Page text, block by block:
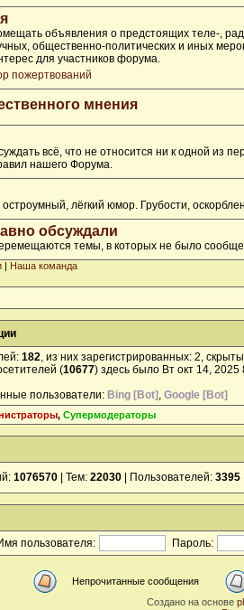
объявления о предстоящих теле-,
общественно-политических и иных
для участников форума.
пожертвований
мнения
всё, что не относится ни к одной из
нашего Форума.
остроумный, лёгкий юмор. Грубости,
обсуждали
темы, в которых не было
| Наша команда
182, из них зарегистрированных: 2,
(10677) здесь было Вт окт 14, 2025
пользователи: Bing [Bot] , Google [Bot]
, Супермодераторы
1076570 | Тем: 22030 | Пользователей: 3395
пользователя:
Пароль:
Непрочитанные сообщения
Создано на основе